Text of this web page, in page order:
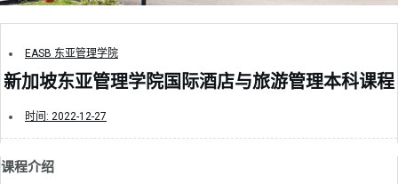
EASB 东亚管理学院
新加坡东亚管理学院国际酒店与旅游管理本科课程
时间: 2022-12-27
课程介绍